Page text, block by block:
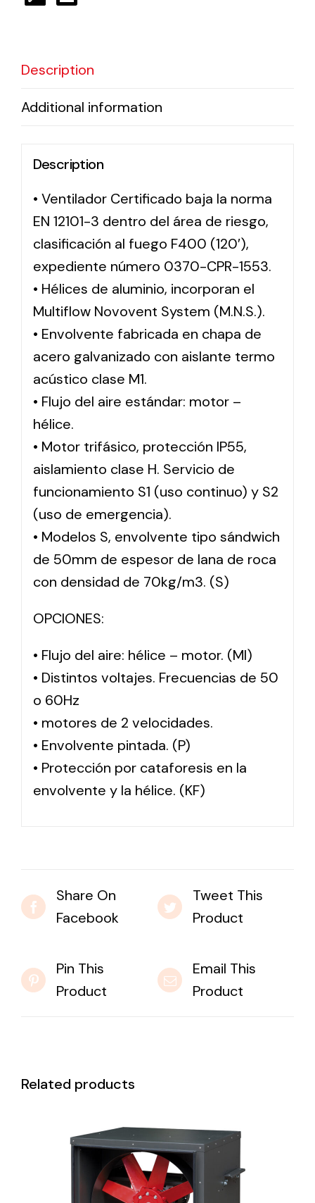
Variety of solar solutions for all kinds of needs.
Description
Additional information
Description
• Ventilador Certificado baja la norma
EN 12101-3 dentro del área de riesgo,
clasificación al fuego F400 (120′),
expediente número 0370-CPR-1553.
• Hélices de aluminio, incorporan el
Multiflow Novovent System (M.N.S.).
• Envolvente fabricada en chapa de
acero galvanizado con aislante termo
acústico clase M1.
• Flujo del aire estándar: motor –
hélice.
• Motor trifásico, protección IP55,
aislamiento clase H. Servicio de
funcionamiento S1 (uso continuo) y S2
(uso de emergencia).
• Modelos S, envolvente tipo sándwich
de 50mm de espesor de lana de roca
con densidad de 70kg/m3. (S)
OPCIONES:
• Flujo del aire: hélice – motor. (MI)
• Distintos voltajes. Frecuencias de 50
o 60Hz
• motores de 2 velocidades.
• Envolvente pintada. (P)
• Protección por cataforesis en la
envolvente y la hélice. (KF)
Share On
Facebook
Tweet This
Product
Pin This
Product
Email This
Product
Related products